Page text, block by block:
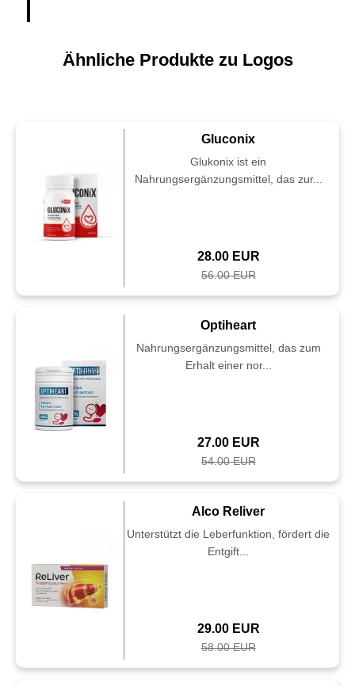
Ähnliche Produkte zu Logos
Gluconix
Glukonix ist ein
Nahrungsergänzungsmittel, das zur...
28.00 EUR
56.00 EUR
Optiheart
Nahrungsergänzungsmittel, das zum
Erhalt einer nor...
27.00 EUR
54.00 EUR
Alco Reliver
Unterstützt die Leberfunktion, fördert die
Entgift...
29.00 EUR
58.00 EUR